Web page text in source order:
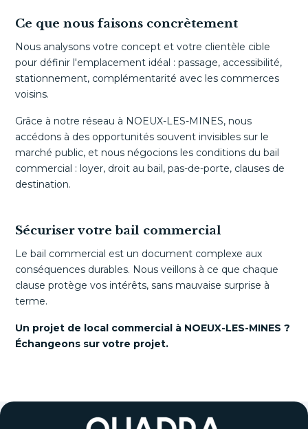
Ce que nous faisons concrètement
Nous analysons votre concept et votre clientèle cible
pour définir l'emplacement idéal : passage, accessibilité,
stationnement, complémentarité avec les commerces
voisins.
Grâce à notre réseau à NOEUX-LES-MINES, nous
accédons à des opportunités souvent invisibles sur le
marché public, et nous négocions les conditions du bail
commercial : loyer, droit au bail, pas-de-porte, clauses de
destination.
Sécuriser votre bail commercial
Le bail commercial est un document complexe aux
conséquences durables. Nous veillons à ce que chaque
clause protège vos intérêts, sans mauvaise surprise à
terme.
Un projet de local commercial à NOEUX-LES-MINES ?
Échangeons sur votre projet.